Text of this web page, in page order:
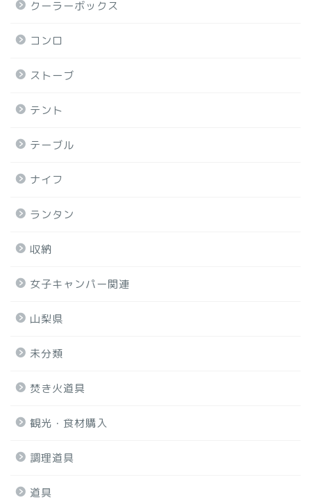
クーラーボックス
コンロ
ストーブ
テント
テーブル
ナイフ
ランタン
収納
女子キャンパー関連
山梨県
未分類
焚き火道具
観光・食材購入
調理道具
道具